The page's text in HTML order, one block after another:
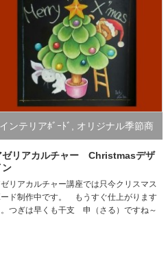
インテリアﾎﾞｰﾄﾞ オリジナル季節商
品
ゼリアカルチャー Christmasデザ
ン
リアカルチャー講座では只今クリスマス
ド制作中です。 もうすぐ仕上がります
。つぎは早くも干支 申（さる）ですね～